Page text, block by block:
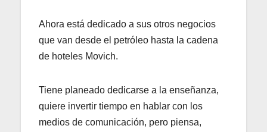
Ahora está dedicado a sus otros negocios
que van desde el petróleo hasta la cadena
de hoteles Movich.
Tiene planeado dedicarse a la enseñanza,
quiere invertir tiempo en hablar con los
medios de comunicación, pero piensa,